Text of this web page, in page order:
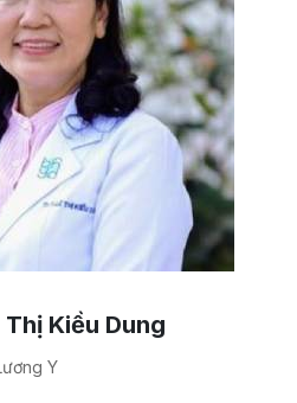
Thị Kiều Dung
Y